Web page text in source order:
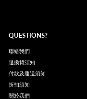
QUESTIONS?
聯絡我們
退換貨須知
付款及運送須知
折扣須知
關於我們